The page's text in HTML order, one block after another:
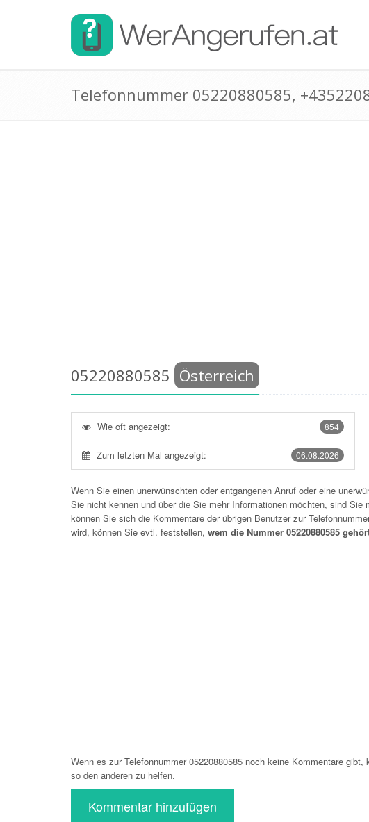
Telefonnummer 05220880585,
05220880585 Österreich
854
Wie oft angezeigt:
06.08.2026
Zum letzten Mal angezeigt:
Wenn Sie einen unerwünschten oder entgangenen Anruf oder eine
Sie nicht kennen und über die Sie mehr Informationen möchten, sind
können Sie sich die Kommentare der übrigen Benutzer zur
wird, können Sie evtl. feststellen, wem die Nummer 05220880585
Wenn es zur Telefonnummer 05220880585 noch keine Kommentare
so den anderen zu helfen.
Kommentar hinzufügen